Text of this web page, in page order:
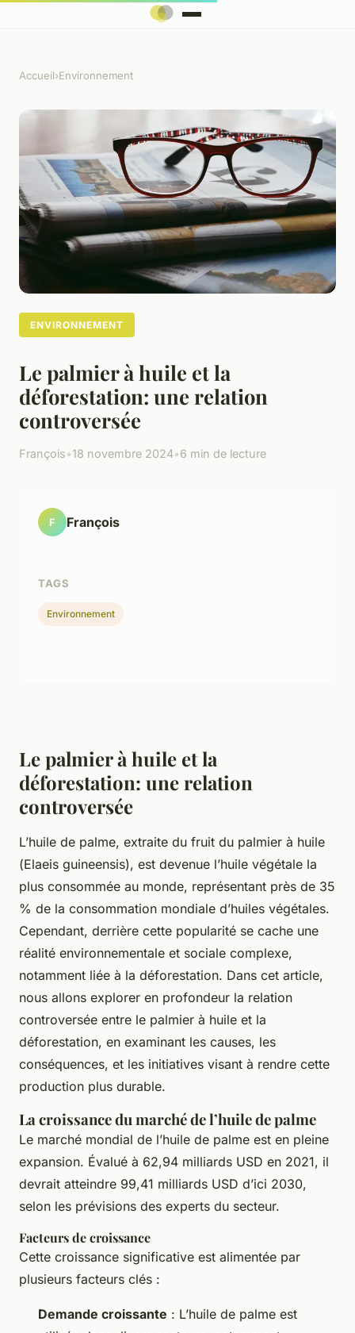
Accueil›Environnement
ENVIRONNEMENT
Le palmier à huile et la
déforestation: une relation
controversée
François•18 novembre 2024•6 min de lecture
Le palmier à huile et la
déforestation: une relation
controversée
L’huile de palme, extraite du fruit du palmier à huile
(Elaeis guineensis), est devenue l’huile végétale la
plus consommée au monde, représentant près de 35
% de la consommation mondiale d’huiles végétales.
Cependant, derrière cette popularité se cache une
réalité environnementale et sociale complexe,
notamment liée à la déforestation. Dans cet article,
nous allons explorer en profondeur la relation
controversée entre le palmier à huile et la
déforestation, en examinant les causes, les
conséquences, et les initiatives visant à rendre cette
production plus durable.
La croissance du marché de l’huile de palme
Le marché mondial de l’huile de palme est en pleine
expansion. Évalué à 62,94 milliards USD en 2021, il
devrait atteindre 99,41 milliards USD d’ici 2030,
selon les prévisions des experts du secteur.
Facteurs de croissance
Cette croissance significative est alimentée par
plusieurs facteurs clés :
Demande croissante : L’huile de palme est
F François
TAGS
Environnement